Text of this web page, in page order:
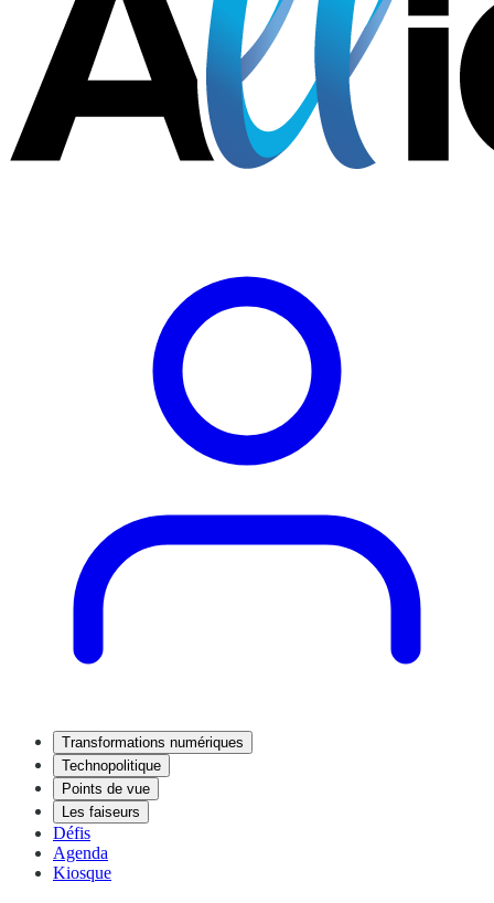
Transformations numériques
Technopolitique
Points de vue
Les faiseurs
Défis
Agenda
Kiosque